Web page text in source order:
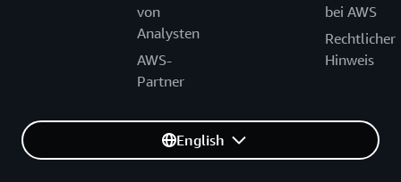
von
Analysten
AWS-
Partner
bei AWS
Rechtlicher
Hinweis
English